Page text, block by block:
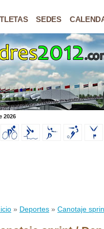
SEDES
2026
» Deportes » Canotaje